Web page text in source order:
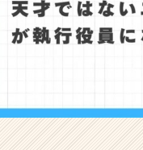
た
⑥
社